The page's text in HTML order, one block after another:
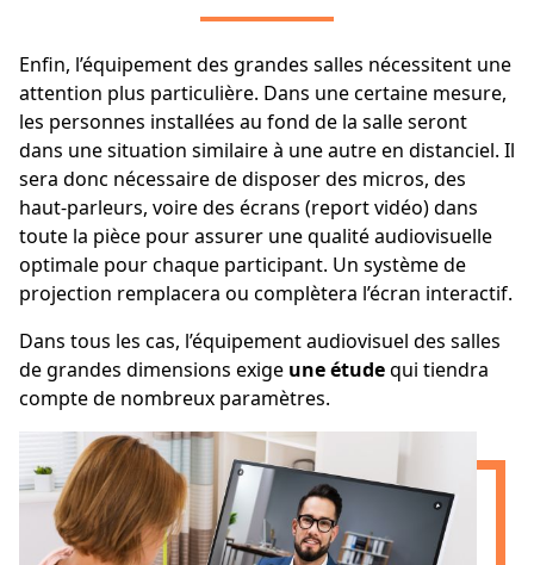
Enfin, l’équipement des grandes salles nécessitent une
attention plus particulière. Dans une certaine mesure,
les personnes installées au fond de la salle seront
dans une situation similaire à une autre en distanciel. Il
sera donc nécessaire de disposer des micros, des
haut-parleurs, voire des écrans (report vidéo) dans
toute la pièce pour assurer une qualité audiovisuelle
optimale pour chaque participant. Un système de
projection remplacera ou complètera l’écran interactif.
Dans tous les cas, l’équipement audiovisuel des salles
de grandes dimensions exige une étudequi tiendra
compte de nombreux paramètres.